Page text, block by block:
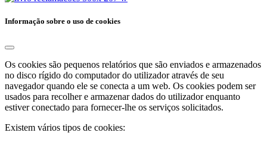
Informação sobre o uso de cookies
Os cookies são pequenos relatórios que são enviados e armazenados
no disco rígido do computador do utilizador através de seu
navegador quando ele se conecta a um web. Os cookies podem ser
usados ​​para recolher e armazenar dados do utilizador enquanto
estiver conectado para fornecer-lhe os serviços solicitados.
Existem vários tipos de cookies: